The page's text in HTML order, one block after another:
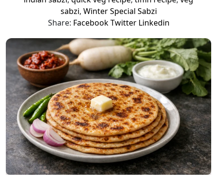
sabzi, Winter Special Sabzi
Share: Facebook Twitter Linkedin